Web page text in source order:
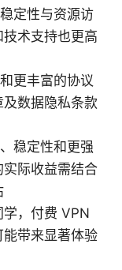
定性与资源访
术支持也更高
更丰富的协议
数据隐私条款
稳定性和更强
际收益需结合
，付费 VPN
带来显著体验